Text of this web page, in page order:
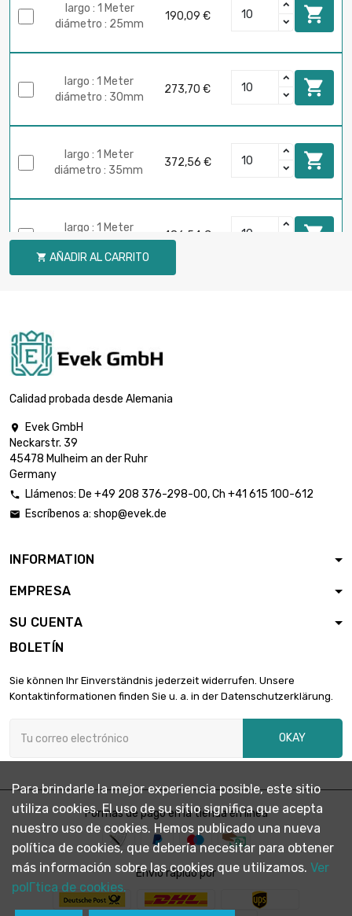
largo : 1 Meter
diámetro : 25mm
190,09 € 
largo : 1 Meter
diámetro : 30mm
273,70 € 
largo : 1 Meter
diámetro : 35mm
372,56 € 
largo : 1 Meter
diámetro : 40mm
486,54 € 
largo : 1 Meter
diámetro : 55mm
largo : 1 Meter
largo : 1 Meter
 AÑADIR AL CARRITO
Calidad probada desde Alemania

Evek GmbH
Neckarstr. 39
45478 Mulheim an der Ruhr
Germany
 Llámenos: De +49 208 376-298-00, Ch +41 615 100-612
 Escríbenos a: shop@evek.de
INFORMATION
EMPRESA
SU CUENTA
BOLETÍN
Sie können Ihr Einverständnis jederzeit widerrufen. Unsere
Kontaktinformationen finden Sie u. a. in der Datenschutzerklärung.
OKAY
Formas de pago en la tienda en línea
Envío rápido por
Para brindarle la mejor experiencia posible, este sitio
utiliza cookies. El uso de su sitio significa que acepta
nuestro uso de cookies. Hemos publicado una nueva
política de cookies, que debería necesitar para obtener
más información sobre las cookies que utilizamos. Ver
polГ­tica de cookies.